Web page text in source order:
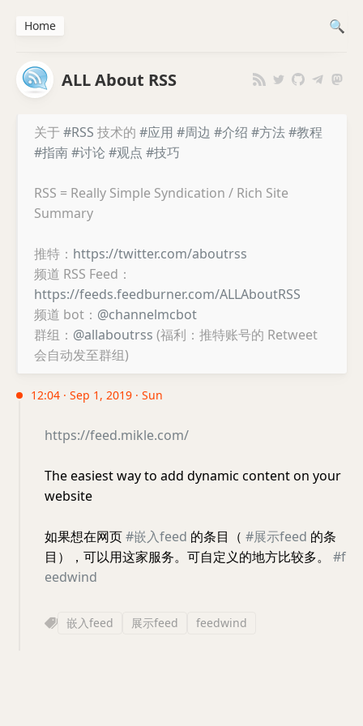
ALL About RSS
关于 #RSS 技术的 #应用 #周边 #介绍 #方法#教程
#指南#讨论 #观点 #技巧
RSS = Really Simple Syndication / Rich Site
Summary
推特： https://twitter.com/aboutrss
频道 RSS Feed：
https://feeds.feedburner.com/ALLAboutRSS
频道 bot： @channelmcbot
群组： @allaboutrss (福利：推特账号的 Retweet
会自动发至群组)
12:04 · Sep 1, 2019 · Sun
https://feed.mikle.com/
The easiest way to add dynamic content on your
website
如果想在网页#嵌入feed 的条目（ #展示feed 的条
目），可以用这家服务。可自定义的地方比较多。 #f
eedwind
嵌入feed 展示feed feedwind
Home